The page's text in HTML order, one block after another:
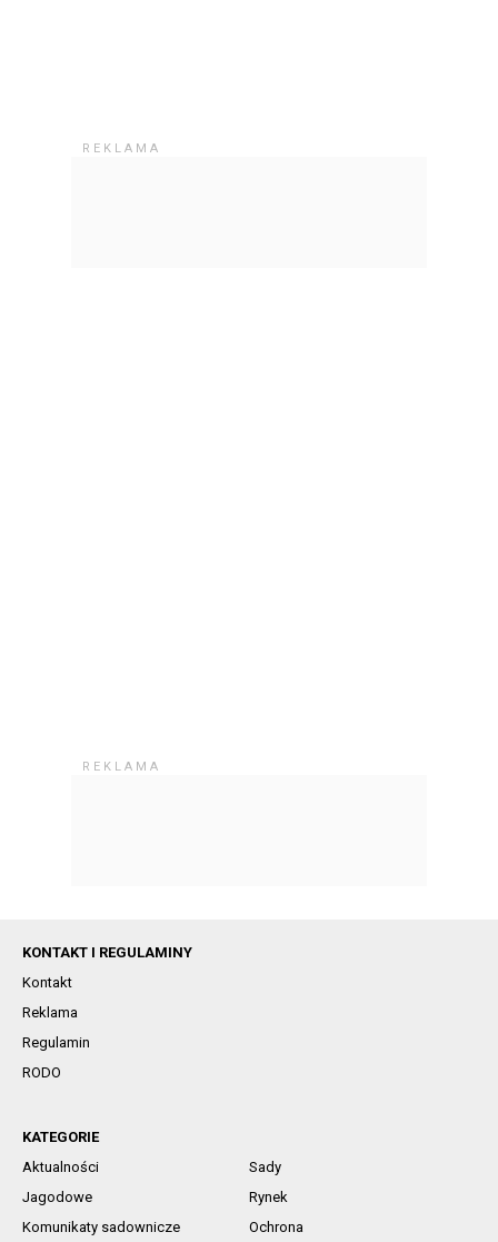
KONTAKT I REGULAMINY
Kontakt
Reklama
Regulamin
RODO
KATEGORIE
Aktualności
Sady
Jagodowe
Rynek
Komunikaty sadownicze
Ochrona